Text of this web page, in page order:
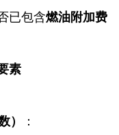
已包含燃油附加费
素
）
：